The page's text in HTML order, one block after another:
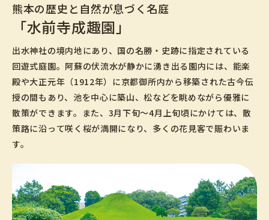
熊本の歴史と自然が息づく名庭
「水前寺成趣園」
出水神社の境内地にあり、国の名勝・史跡に指定されている
回遊式庭園。阿蘇の伏流水が静かに湧き出る園内には、能楽
殿や大正元年（1912年）に京都御所内から移築された古今伝
授の間もあり、池を中心に築山、松などを眺めながら優雅に
散策ができます。また、3月下旬～4月上旬頃にかけては、散
策路に沿って咲く桜が満開になり、多くの花見客で賑わいま
す。